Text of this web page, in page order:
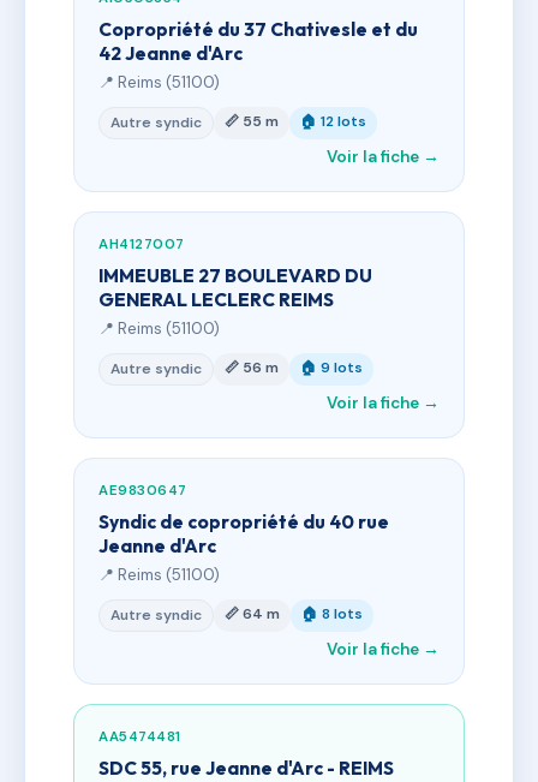
Copropriété du 37 Chativesle et du
42 Jeanne d'Arc
📍 Reims (51100)
Autre syndic 📏 55 m 🏠 12 lots
Voir la fiche →
AH4127007
IMMEUBLE 27 BOULEVARD DU
GENERAL LECLERC REIMS
📍 Reims (51100)
Autre syndic 📏 56 m 🏠 9 lots
Voir la fiche →
AE9830647
Syndic de copropriété du 40 rue
Jeanne d'Arc
📍 Reims (51100)
Autre syndic 📏 64 m 🏠 8 lots
Voir la fiche →
AA5474481
SDC 55, rue Jeanne d'Arc - REIMS